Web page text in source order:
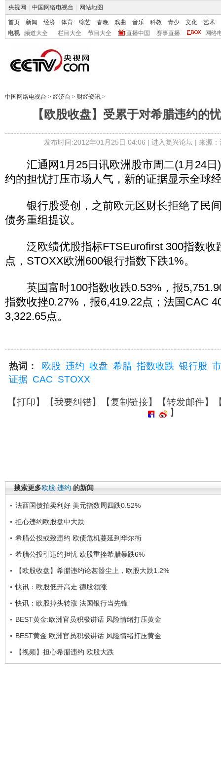
央视网 中国网络电视台 网站地图
首页 新闻 经济 体育 综艺 春晚 戏曲 音乐 科教 青少 文化
艺术
电视
频道大全 栏目大全 节目大全 直播中国 赛事直播 网络
中国网络电视台 > 经济台 > 财经资讯 >
【欧股收盘】受累于对希腊违约的
发布时间:2012年01月25日 04:06 | 进入复兴论坛| 来源
汇通网1月25日讯欧洲股市周二(1月24日)
约的担忧打压市场人气，新的证据显示全球
银行股受创，之前欧元区财长拒绝了民
债务重组提议。
泛欧绩优股指标FTSEurofirst 300指数收
点，STOXX欧洲600银行指数下跌1%。
英国富时100指数收跌0.53%，报
指数收挫0.27%，报6,419.22点；法国CAC
3,322.65点。
热词： 欧股 违约 收盘 希腊 指数收跌 银行股
证据 CAC STOXX
【打印】【我要纠错】【复制链接】【转发邮件】
】
搜索更多欧股 违约 的新闻
法西国债拍卖利好 美元指数周四跌0.52%
担心违约欧股盘中大跌
希腊公投或致违约 欧债危机蔓延到华尔街
希腊公投引违约担忧 欧股重挫希腊暴跌6%
【欧股收盘】希腊违约论甚嚣尘上，欧股大跌1.2%
快讯：欧股低开高走 德股领涨
快讯：欧股掉头转涨 法国银行当先锋
BEST黄金:欧洲官员积极讲话 风险情绪打压黄金
BEST黄金:欧洲官员积极讲话 风险情绪打压黄金
【视频】担心希腊违约 欧股大跌